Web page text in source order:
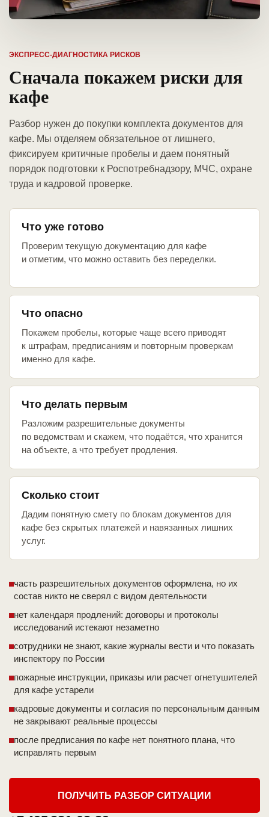
ЭКСПРЕСС-ДИАГНОСТИКА РИСКОВ
Сначала покажем риски для
кафе
Разбор нужен до покупки комплекта документов для
кафе. Мы отделяем обязательное от лишнего,
фиксируем критичные пробелы и даем понятный
порядок подготовки к Роспотребнадзору, МЧС, охране
труда и кадровой проверке.
Что уже готово
Проверим текущую документацию для кафе
и отметим, что можно оставить без переделки.
Что опасно
Покажем пробелы, которые чаще всего приводят
к штрафам, предписаниям и повторным проверкам
именно для кафе.
Что делать первым
Разложим разрешительные документы
по ведомствам и скажем, что подаётся, что хранится
на объекте, а что требует продления.
Сколько стоит
Дадим понятную смету по блокам документов для
кафе без скрытых платежей и навязанных лишних
услуг.
часть разрешительных документов оформлена, но их
состав никто не сверял с видом деятельности
нет календаря продлений: договоры и протоколы
исследований истекают незаметно
сотрудники не знают, какие журналы вести и что показать
инспектору по России
пожарные инструкции, приказы или расчет огнетушителей
для кафе устарели
кадровые документы и согласия по персональным данным
не закрывают реальные процессы
после предписания по кафе нет понятного плана, что
исправлять первым
ПОЛУЧИТЬ РАЗБОР СИТУАЦИИ